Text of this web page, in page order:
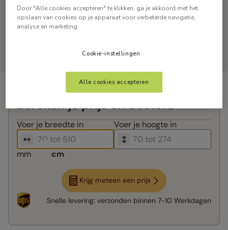
Bereken je prijs en bestel
Voer je breedte in Voer je hoogte in
mm cm
Krijg meteen een prijs
Snelle levering: verzonden binnen 7-10 Werkdagen
Door "Alle cookies accepteren" te klikken, ga je akkoord met het
opslaan van cookies op je apparaat voor verbeterde navigatie,
analyse en marketing.
Cookie-instellingen
Alle cookies accepteren